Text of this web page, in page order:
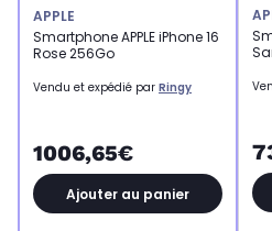
APPLE
Smartphone APPLE iPhone 16
Rose 256Go
Vendu et expédié par Ringy
1006,65€
Ajouter au panier